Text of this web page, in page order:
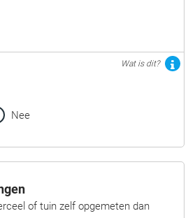
Wat is dit?
Nee
of tuin zelf opgemeten dan